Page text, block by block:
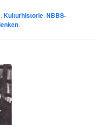
,Kulturhistorie,NBBS-
.